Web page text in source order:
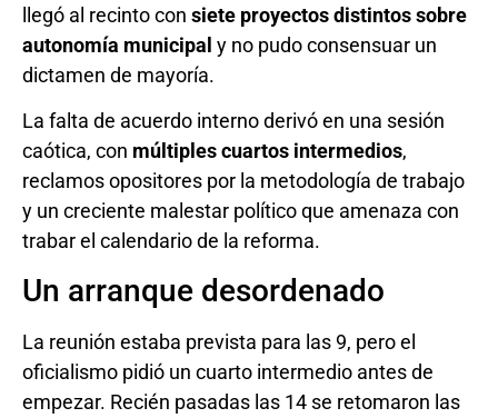
llegó al recinto con siete proyectos distintos sobre
autonomía municipal y no pudo consensuar un
dictamen de mayoría.
La falta de acuerdo interno derivó en una sesión
caótica, con múltiples cuartos intermedios,
reclamos opositores por la metodología de trabajo
y un creciente malestar político que amenaza con
trabar el calendario de la reforma.
Un arranque desordenado
La reunión estaba prevista para las 9, pero el
oficialismo pidió un cuarto intermedio antes de
empezar. Recién pasadas las 14 se retomaron las